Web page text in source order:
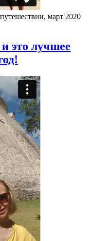
март 2020
это лучшее